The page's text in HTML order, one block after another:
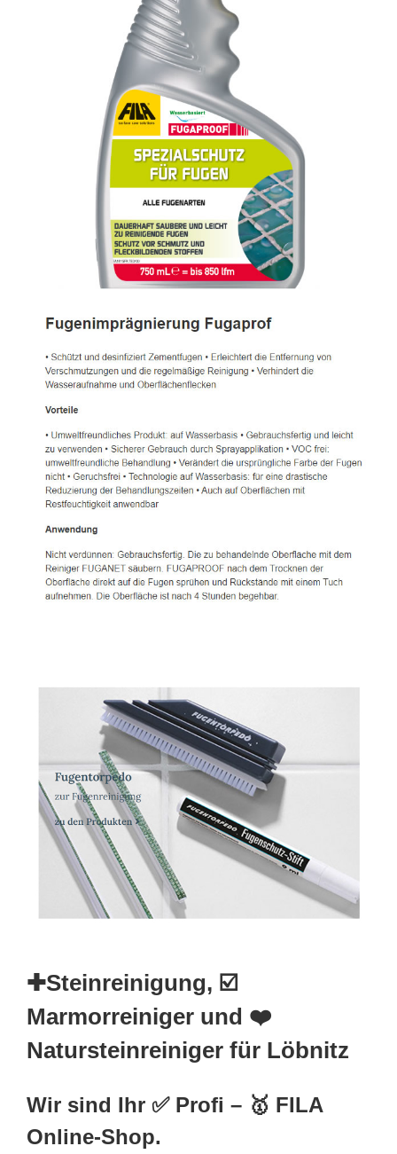
✚Steinreinigung, ☑️
Marmorreiniger und ❤️
Natursteinreiniger für Löbnitz
Wir sind Ihr ✅ Profi – 🥇 FILA
Online-Shop.